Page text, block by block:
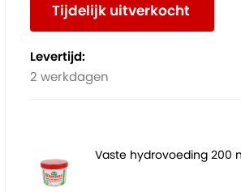
Tijdelijk uitverkocht
Levertijd:
2 werkdagen
Vaste hydrovoeding 200